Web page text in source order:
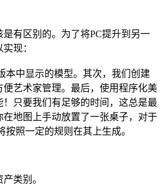
有区别的。为了将PC提升到另一
现：
本中显示的模型。其次，我们创建
艺术家管理。最后，使用程序化美
只要我们有足够的时间，这总是最
地图上手动放置了一张桌子，对于
按照一定的规则在其上生成。
类别。